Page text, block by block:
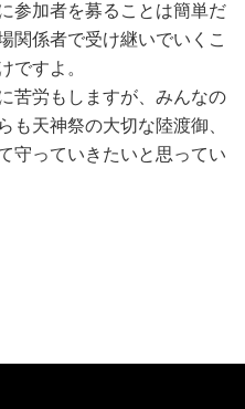
参加者を募ることは簡単だ
関係者で受け継いでいくこ
ですよ。
苦労もしますが、みんなの
も天神祭の大切な陸渡御、
守っていきたいと思ってい